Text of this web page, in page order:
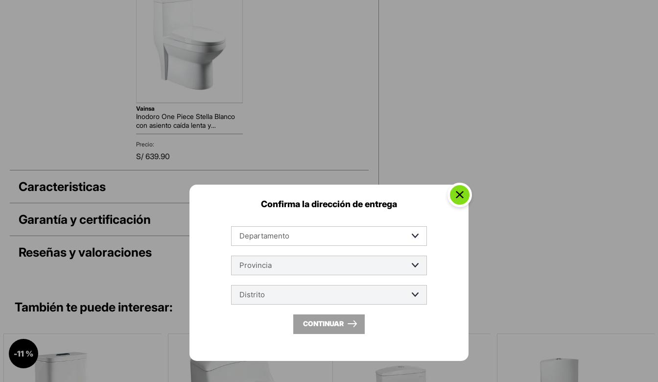
vainsa
Inodoro One Piece Stella Blanco
con asiento caída lenta y
accesorios Vainsa
S/ 639.90
Caracteristicas
Garantía y certificación
Reseñas y valoraciones
-11 %
Confirma la dirección de entrega
CONTINUAR